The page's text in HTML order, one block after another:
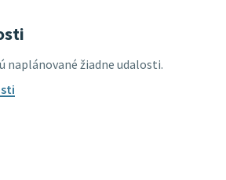
naplánované žiadne udalosti.